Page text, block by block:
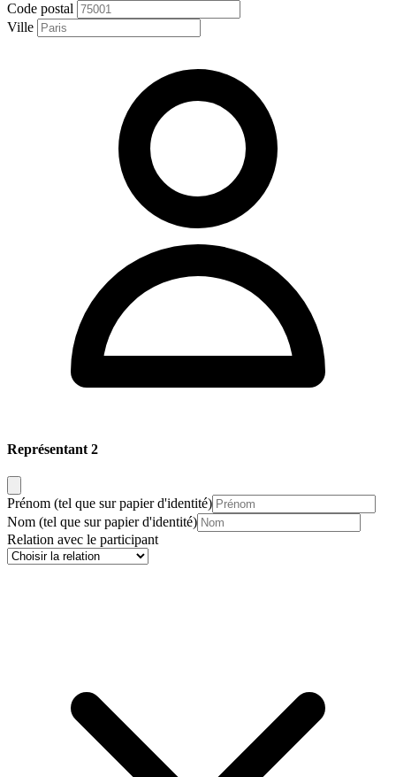
Code postal
Ville
Représentant 2
Prénom (tel que sur papier d'identité)
Nom (tel que sur papier d'identité)
Relation avec le participant